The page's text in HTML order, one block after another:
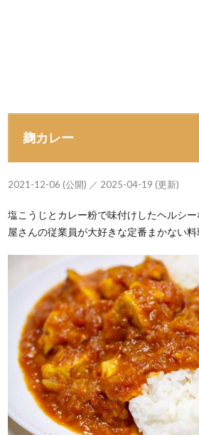
麹カレー
2021-12-06 (公開) ／ 2025-04-19 (更新)
塩こうじとカレー粉で味付けしたヘルシ
屋さんの従業員が大好きな定番まかない料